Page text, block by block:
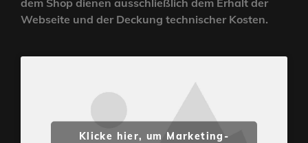
Webseite und der Deckung technischer Kosten.
Klicke hier, um Marketing-